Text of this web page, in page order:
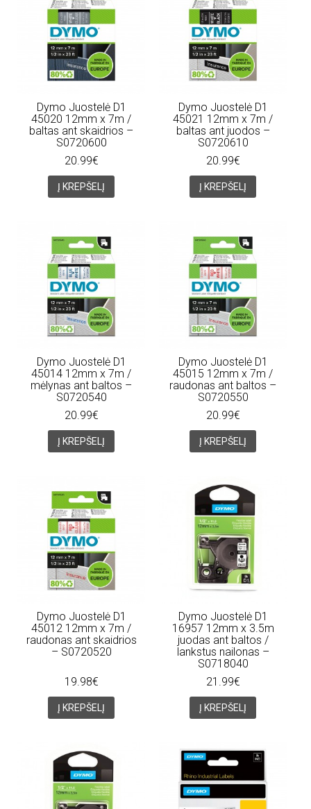
Dymo Juostelė D1
45020 12mm x 7m /
baltas ant skaidrios –
S0720600
20.99€
Į KREPŠELĮ
Dymo Juostelė D1
45021 12mm x 7m /
baltas ant juodos –
S0720610
20.99€
Į KREPŠELĮ
Dymo Juostelė D1
45014 12mm x 7m /
mėlynas ant baltos –
S0720540
20.99€
Į KREPŠELĮ
Dymo Juostelė D1
45015 12mm x 7m /
raudonas ant baltos –
S0720550
20.99€
Į KREPŠELĮ
Dymo Juostelė D1
45012 12mm x 7m /
raudonas ant skaidrios
– S0720520
19.98€
Į KREPŠELĮ
Dymo Juostelė D1
16957 12mm x 3.5m
juodas ant baltos /
lankstus nailonas –
S0718040
21.99€
Į KREPŠELĮ